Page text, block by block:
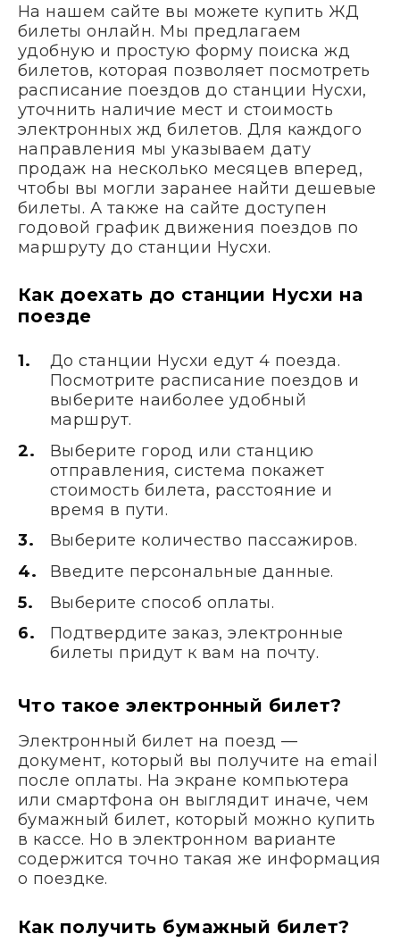
На нашем сайте вы можете купить ЖД
билеты онлайн. Мы предлагаем
удобную и простую форму поиска жд
билетов, которая позволяет посмотреть
расписание поездов до станции Нусхи,
уточнить наличие мест и стоимость
электронных жд билетов. Для каждого
направления мы указываем дату
продаж на несколько месяцев вперед,
чтобы вы могли заранее найти дешевые
билеты. А также на сайте доступен
годовой график движения поездов по
маршруту до станции Нусхи.
Как доехать до станции Нусхи на
поезде
До станции Нусхи едут 4 поезда.
Посмотрите расписание поездов и
выберите наиболее удобный
маршрут.
Выберите город или станцию
отправления, система покажет
стоимость билета, расстояние и
время в пути.
Выберите количество пассажиров.
Введите персональные данные.
Выберите способ оплаты.
Подтвердите заказ, электронные
билеты придут к вам на почту.
Что такое электронный билет?
Электронный билет на поезд —
документ, который вы получите на email
после оплаты. На экране компьютера
или смартфона он выглядит иначе, чем
бумажный билет, который можно купить
в кассе. Но в электронном варианте
содержится точно такая же информация
о поездке.
Как получить бумажный билет?